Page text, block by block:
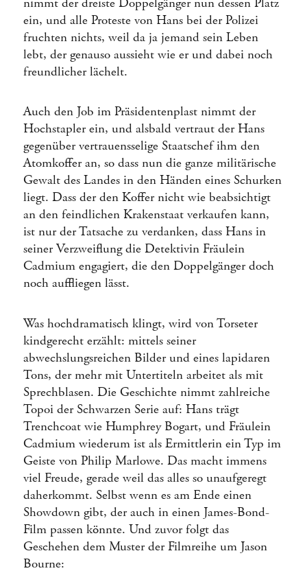
ein, und alle Proteste von Hans bei der Polizei
fruchten nichts, weil da ja jemand sein Leben
lebt, der genauso aussieht wie er und dabei noch
freundlicher lächelt.
Auch den Job im Präsidentenplast nimmt der
Hochstapler ein, und alsbald vertraut der Hans
gegenüber vertrauensselige Staatschef ihm den
Atomkoffer an, so dass nun die ganze militärische
Gewalt des Landes in den Händen eines Schurken
liegt. Dass der den Koffer nicht wie beabsichtigt
an den feindlichen Krakenstaat verkaufen kann,
ist nur der Tatsache zu verdanken, dass Hans in
seiner Verzweiflung die Detektivin Fräulein
Cadmium engagiert, die den Doppelgänger doch
noch auffliegen lässt.
Was hochdramatisch klingt, wird von Torseter
kindgerecht erzählt: mittels seiner
abwechslungsreichen Bilder und eines lapidaren
Tons, der mehr mit Untertiteln arbeitet als mit
Sprechblasen. Die Geschichte nimmt zahlreiche
Topoi der Schwarzen Serie auf: Hans trägt
Trenchcoat wie Humphrey Bogart, und Fräulein
Cadmium wiederum ist als Ermittlerin ein Typ im
Geiste von Philip Marlowe. Das macht immens
viel Freude, gerade weil das alles so unaufgeregt
daherkommt. Selbst wenn es am Ende einen
Showdown gibt, der auch in einen James-Bond-
Film passen könnte. Und zuvor folgt das
Geschehen dem Muster der Filmreihe um Jason
Bourne: